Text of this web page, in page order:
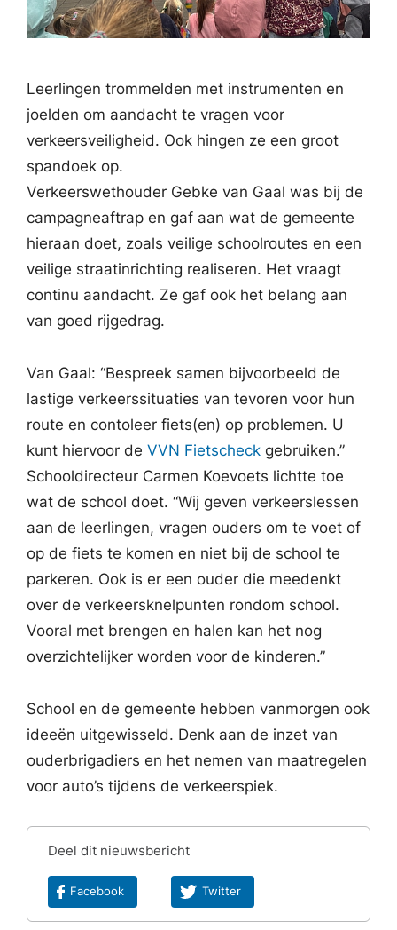
Leerlingen trommelden met instrumenten en
joelden om aandacht te vragen voor
verkeersveiligheid. Ook hingen ze een groot
spandoek op.
Verkeerswethouder Gebke van Gaal was bij de
campagneaftrap en gaf aan wat de gemeente
hieraan doet, zoals veilige schoolroutes en een
veilige straatinrichting realiseren. Het vraagt
continu aandacht. Ze gaf ook het belang aan
van goed rijgedrag.
Van Gaal: “Bespreek samen bijvoorbeeld de
lastige verkeerssituaties van tevoren voor hun
route en contoleer fiets(en) op problemen. U
kunt hiervoor de VVN Fietscheck gebruiken.”
Schooldirecteur Carmen Koevoets lichtte toe
wat de school doet. “Wij geven verkeerslessen
aan de leerlingen, vragen ouders om te voet of
op de fiets te komen en niet bij de school te
parkeren. Ook is er een ouder die meedenkt
over de verkeersknelpunten rondom school.
Vooral met brengen en halen kan het nog
overzichtelijker worden voor de kinderen.”
School en de gemeente hebben vanmorgen ook
ideeën uitgewisseld. Denk aan de inzet van
ouderbrigadiers en het nemen van maatregelen
voor auto’s tijdens de verkeerspiek.
Deel dit nieuwsbericht
Facebook Twitter